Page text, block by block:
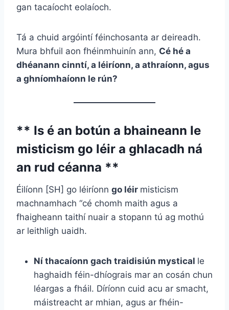
gan tacaíocht eolaíoch.
Tá a chuid argóintí féinchosanta ar deireadh.
Mura bhfuil aon fhéinmhuinín ann, Cé hé a
dhéanann cinntí, a léiríonn, a athraíonn, agus
a ghníomhaíonn le rún?
** Is é an botún a bhaineann le
misticism go léir a ghlacadh ná
an rud céanna **
Éilíonn [SH] go léiríonn go léir misticism
machnamhach “cé chomh maith agus a
fhaigheann taithí nuair a stopann tú ag mothú
ar leithligh uaidh.
Ní thacaíonn gach traidisiún mystical le
haghaidh féin-dhíograis mar an cosán chun
léargas a fháil. Díríonn cuid acu ar smacht,
máistreacht ar mhian, agus ar fhéin-